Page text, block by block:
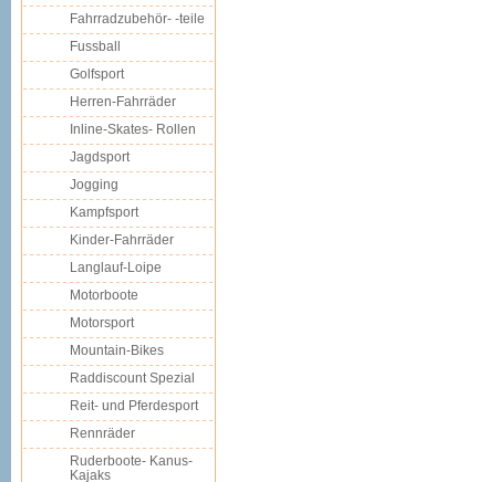
Fahrradzubehör- -teile
Fussball
Golfsport
Herren-Fahrräder
Inline-Skates- Rollen
Jagdsport
Jogging
Kampfsport
Kinder-Fahrräder
Langlauf-Loipe
Motorboote
Motorsport
Mountain-Bikes
Raddiscount Spezial
Reit- und Pferdesport
Rennräder
Ruderboote- Kanus-
Kajaks